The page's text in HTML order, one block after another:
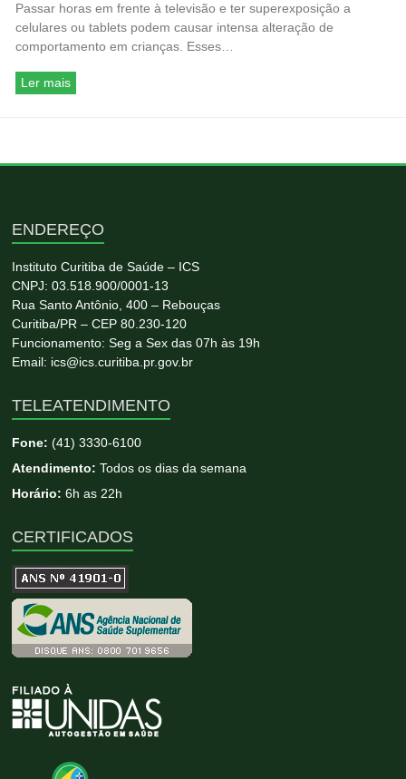
Passar horas em frente à televisão e ter superexposição a
celulares ou tablets podem causar intensa alteração de
comportamento em crianças. Esses…
Ler mais
ENDEREÇO
Instituto Curitiba de Saúde – ICS
CNPJ: 03.518.900/0001-13
Rua Santo Antônio, 400 – Rebouças
Curitiba/PR – CEP 80.230-120
Funcionamento: Seg a Sex das 07h às 19h
Email: ics@ics.curitiba.pr.gov.br
TELEATENDIMENTO
Fone:(41) 3330-6100
Atendimento: Todos os dias da semana
Horário: 6h as 22h
CERTIFICADOS